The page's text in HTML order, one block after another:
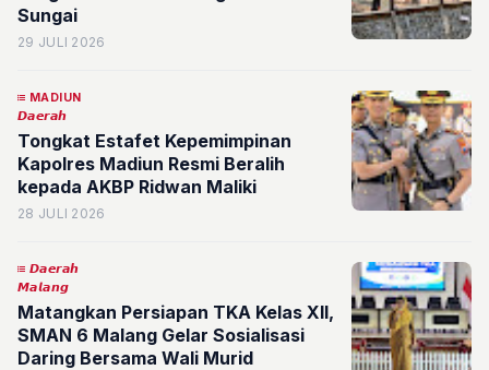
Sungai
29 JULI 2026
MADIUN
𝘿𝙖𝙚𝙧𝙖𝙝
Tongkat Estafet Kepemimpinan
Kapolres Madiun Resmi Beralih
kepada AKBP Ridwan Maliki
28 JULI 2026
𝘿𝙖𝙚𝙧𝙖𝙝
𝙈𝙖𝙡𝙖𝙣𝙜
Matangkan Persiapan TKA Kelas XII,
SMAN 6 Malang Gelar Sosialisasi
Daring Bersama Wali Murid